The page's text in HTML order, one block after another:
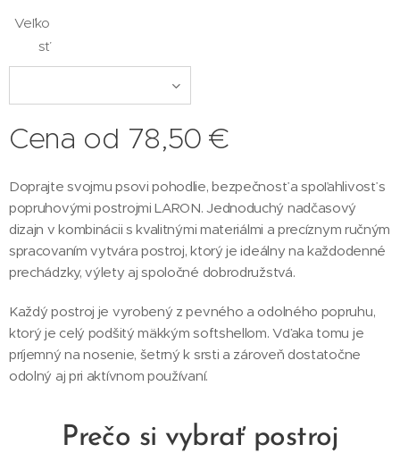
Veľko
sť
Cena od 78,50 €
Doprajte svojmu psovi pohodlie, bezpečnosť a spoľahlivosť s
popruhovými postrojmi LARON. Jednoduchý nadčasový
dizajn v kombinácii s kvalitnými materiálmi a precíznym ručným
spracovaním vytvára postroj, ktorý je ideálny na každodenné
prechádzky, výlety aj spoločné dobrodružstvá.
Každý postroj je vyrobený z pevného a odolného popruhu,
ktorý je celý podšitý mäkkým softshellom. Vďaka tomu je
príjemný na nosenie, šetrný k srsti a zároveň dostatočne
odolný aj pri aktívnom používaní.
Prečo si vybrať postroj